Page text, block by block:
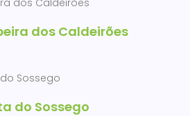
dos Caldeirões
do Sossego